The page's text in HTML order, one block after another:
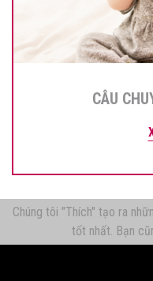
CÂU
Chúng tôi "Thích" tạo ra
tốt nhất. Bạn